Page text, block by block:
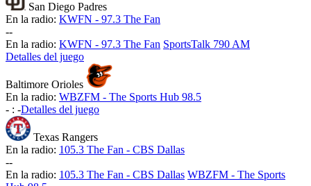
San Diego Padres
En la radio: KWFN - 97.3 The Fan
--
En la radio: KWFN - 97.3 The Fan SportsTalk 790 AM
Detalles del juego
Baltimore Orioles
En la radio: WBZFM - The Sports Hub 98.5
- : -Detalles del juego
Texas Rangers
En la radio: 105.3 The Fan - CBS Dallas
--
En la radio: 105.3 The Fan - CBS Dallas WBZFM - The Sports